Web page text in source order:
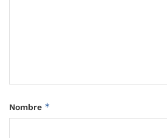
Nombre *